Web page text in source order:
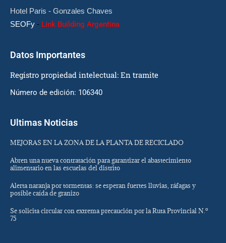
Hotel Paris - Gonzales Chaves
SEOFy - Link Building Argentina
Datos Importantes
Registro propiedad intelectual: En tramite
Número de edición: 106340
Ultimas Noticias
MEJORAS EN LA ZONA DE LA PLANTA DE RECICLADO
Abren una nueva contratación para garantizar el abastecimiento
alimentario en las escuelas del distrito
Alerta naranja por tormentas: se esperan fuertes lluvias, ráfagas y
posible caída de granizo
Se solicita circular con extrema precaución por la Ruta Provincial N.º
75